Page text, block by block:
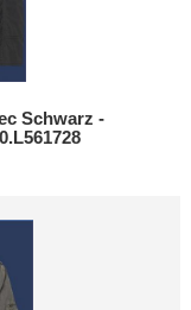
Schwarz -